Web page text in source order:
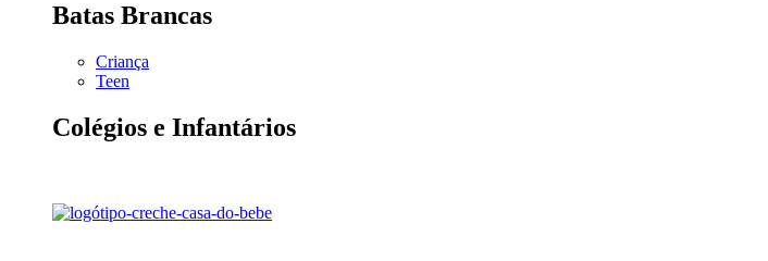
Batas Brancas
Criança
Teen
Colégios e Infantários